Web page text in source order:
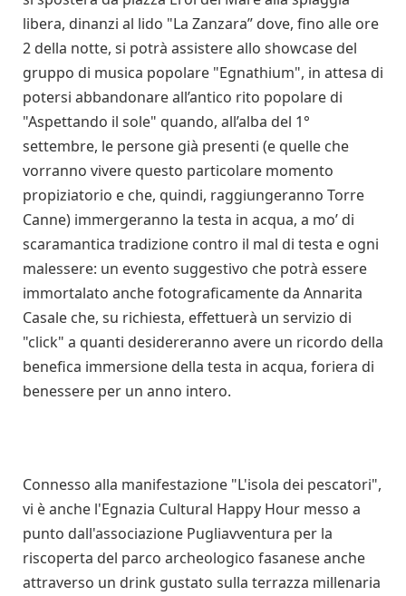
libera, dinanzi al lido "La Zanzara” dove, fino alle ore
2 della notte, si potrà assistere allo showcase del
gruppo di musica popolare "Egnathium", in attesa di
potersi abbandonare all’antico rito popolare di
"Aspettando il sole" quando, all’alba del 1°
settembre, le persone già presenti (e quelle che
vorranno vivere questo particolare momento
propiziatorio e che, quindi, raggiungeranno Torre
Canne) immergeranno la testa in acqua, a mo’ di
scaramantica tradizione contro il mal di testa e ogni
malessere: un evento suggestivo che potrà essere
immortalato anche fotograficamente da Annarita
Casale che, su richiesta, effettuerà un servizio di
"click" a quanti desidereranno avere un ricordo della
benefica immersione della testa in acqua, foriera di
benessere per un anno intero.
Connesso alla manifestazione "L'isola dei pescatori",
vi è anche l'Egnazia Cultural Happy Hour messo a
punto dall'associazione Pugliavventura per la
riscoperta del parco archeologico fasanese anche
attraverso un drink gustato sulla terrazza millenaria